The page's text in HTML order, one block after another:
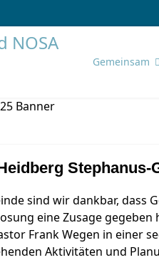
Gemeinsam
Stephanus-
sind wir dankbar, dass
eine Zusage
Frank Wegen in einer
Aktivitäten und